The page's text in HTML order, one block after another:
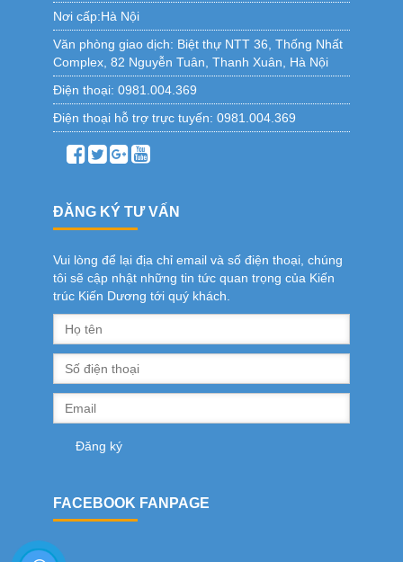
Nơi cấp:Hà Nội
Văn phòng giao dịch: Biệt thự NTT 36, Thống Nhất
Complex, 82 Nguyễn Tuân, Thanh Xuân, Hà Nội
Điện thoại: 0981.004.369
Điện thoại hỗ trợ trực tuyến: 0981.004.369
ĐĂNG KÝ TƯ VẤN
Vui lòng để lại địa chỉ email và số điện thoại, chúng
tôi sẽ cập nhật những tin tức quan trọng của Kiến
trúc Kiến Dương tới quý khách.
FACEBOOK FANPAGE